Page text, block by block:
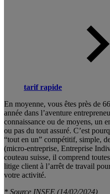
tarif rapide
En moyenne, vous êtes près de
année dans l’aventure
connaissance ou de moyens, un
ou pas du tout assuré. C’est
“tout en un” compétitif, simple,
(micro-entreprise, Entreprise
couteau suisse, il comprend
litige client à l’arrêt de travail
votre activité.
* Source INSEE (14/02/2024)